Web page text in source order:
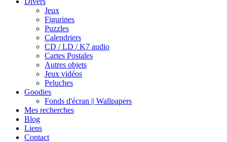
Jeux
Figurines
Puzzles
Calendriers
CD / LD / K7 audio
Cartes Postales
Autres objets
Jeux vidéos
Peluches
Goodies
Fonds d'écran || Wallpapers
Mes recherches
Blog
Liens
Contact